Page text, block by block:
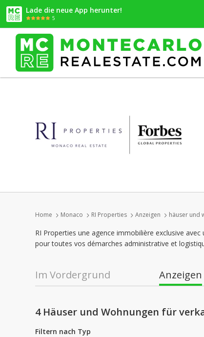
Lade die neue App herunter!
5
Home Monaco RI Properties Anzeigen häuser und
RI Properties une agence immobilière exclusive
pour toutes vos démarches administrative et
Im Vordergrund Anzeigen
4 Häuser und Wohnungen für
Filtern nach Typ